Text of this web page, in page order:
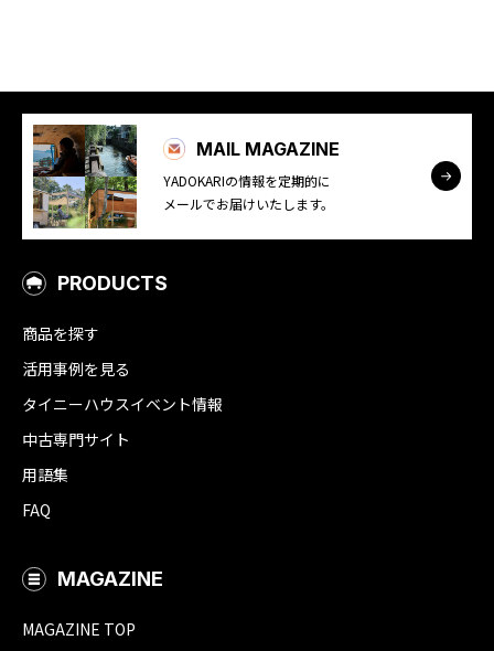
MAIL MAGAZINE
YADOKARIの情報を定期的に
メールでお届けいたします。
PRODUCTS
商品を探す
活用事例を見る
タイニーハウスイベント情報
中古専門サイト
用語集
FAQ
MAGAZINE
MAGAZINE TOP